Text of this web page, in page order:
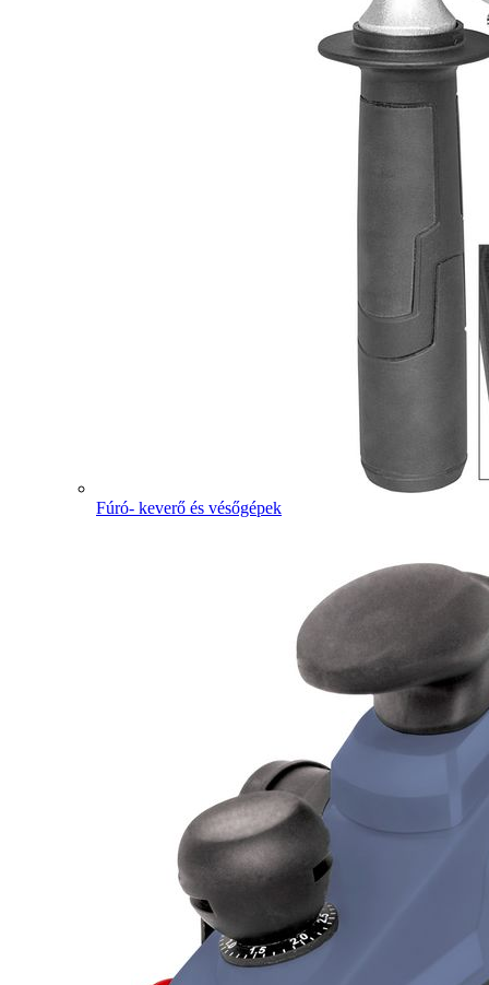
Fúró- keverő és vésőgépek